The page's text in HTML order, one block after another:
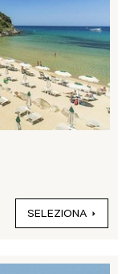
SELEZIONA